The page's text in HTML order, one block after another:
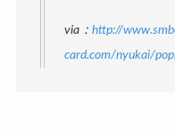
via： http://
card.com/nyukai/